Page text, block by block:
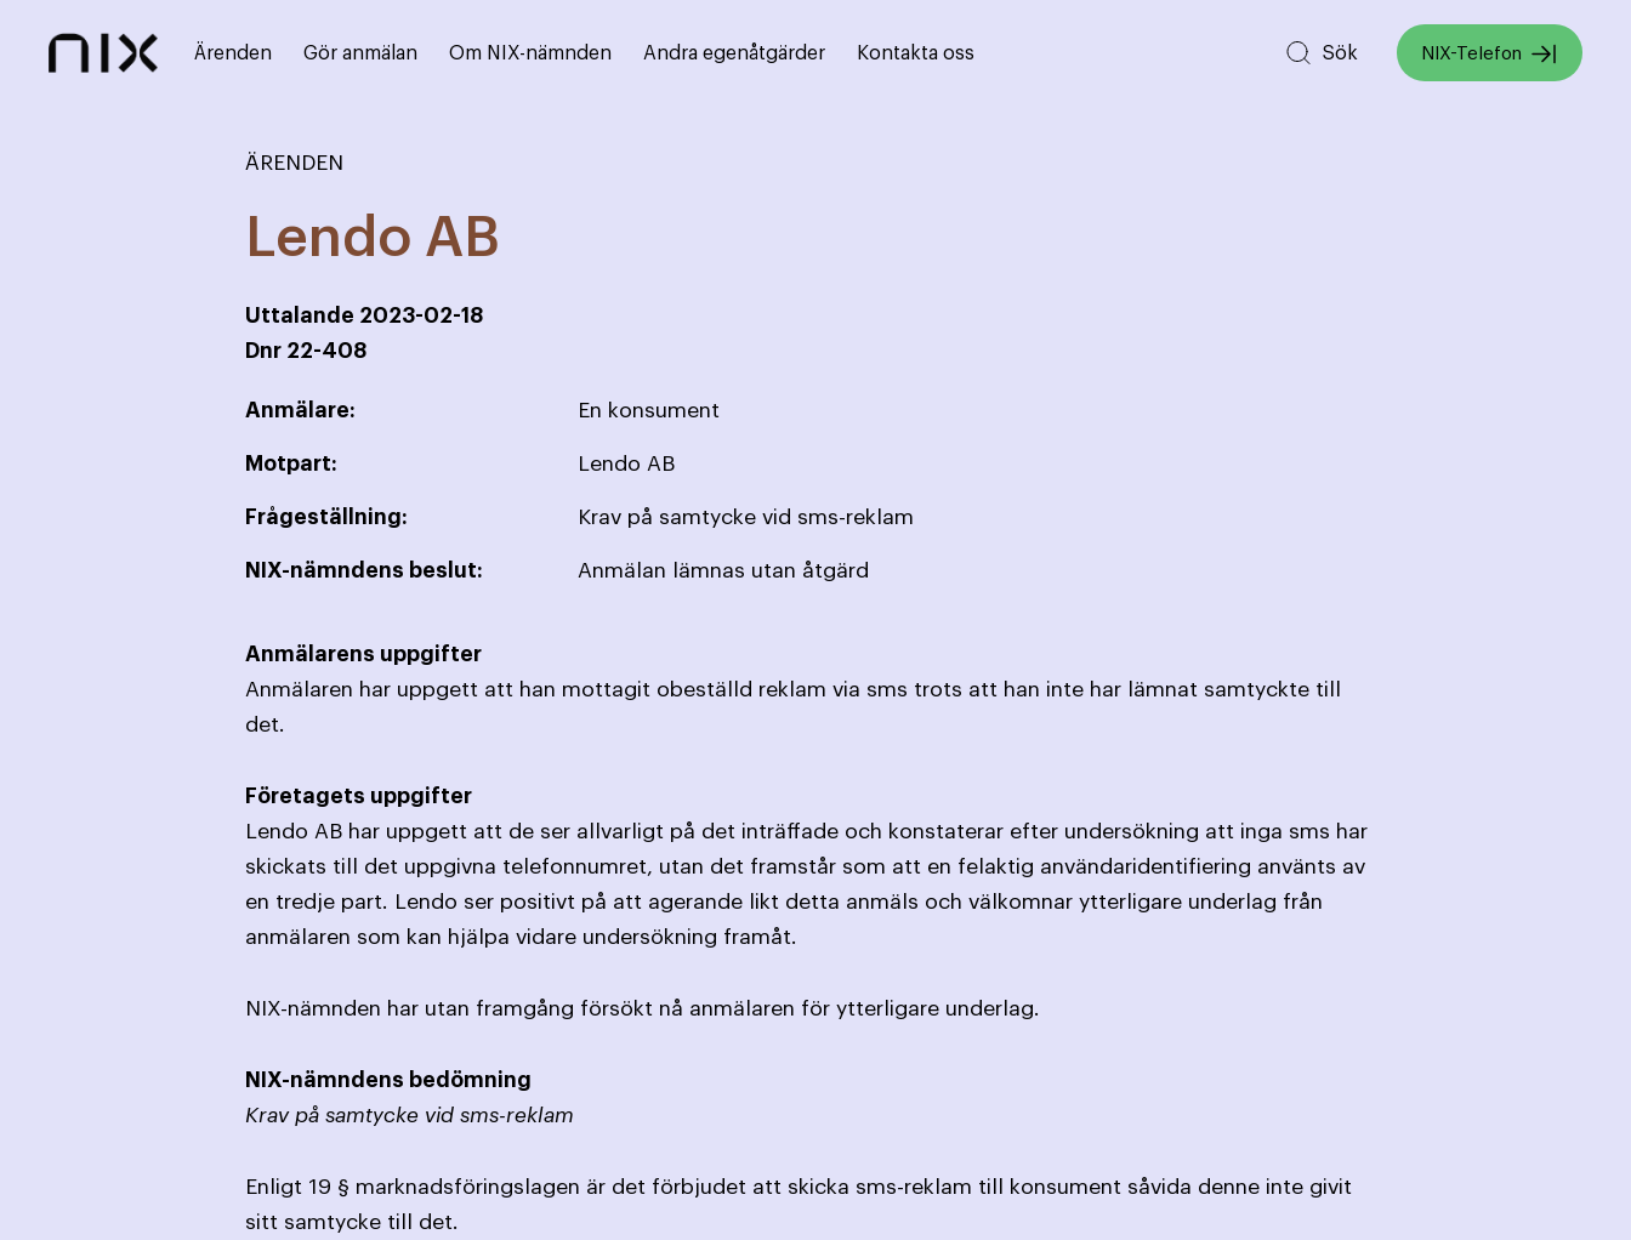
Ärenden Gör anmälan Om NIX-nämnden Andra egenåtgärder Kontakta oss Sök NIX-Telefon
ÄRENDEN
Lendo AB
Uttalande 2023-02-18
Dnr 22-408
Anmälare: En konsument
Motpart: Lendo AB
Frågeställning: Krav på samtycke vid sms-reklam
NIX-nämndens beslut: Anmälan lämnas utan åtgärd
Anmälarens uppgifter
Anmälaren har uppgett att han mottagit obeställd reklam via sms trots att han inte har lämnat samtyckte till
det.
Företagets uppgifter
Lendo AB har uppgett att de ser allvarligt på det inträffade och konstaterar efter undersökning att inga sms har
skickats till det uppgivna telefonnumret, utan det framstår som att en felaktig användaridentifiering använts av
en tredje part. Lendo ser positivt på att agerande likt detta anmäls och välkomnar ytterligare underlag från
anmälaren som kan hjälpa vidare undersökning framåt.
NIX-nämnden har utan framgång försökt nå anmälaren för ytterligare underlag.
NIX-nämndens bedömning
Krav på samtycke vid sms-reklam
Enligt 19 § marknadsföringslagen är det förbjudet att skicka sms-reklam till konsument såvida denne inte givit
sitt samtycke till det.